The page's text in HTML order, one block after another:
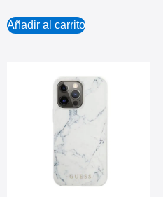
Añadir al carrito